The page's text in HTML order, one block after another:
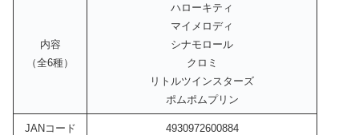
内容
（全6種）
ハローキティ
マイメロディ
シナモロール
クロミ
リトルツインスターズ
ポムポムプリン
JANコード 4930972600884